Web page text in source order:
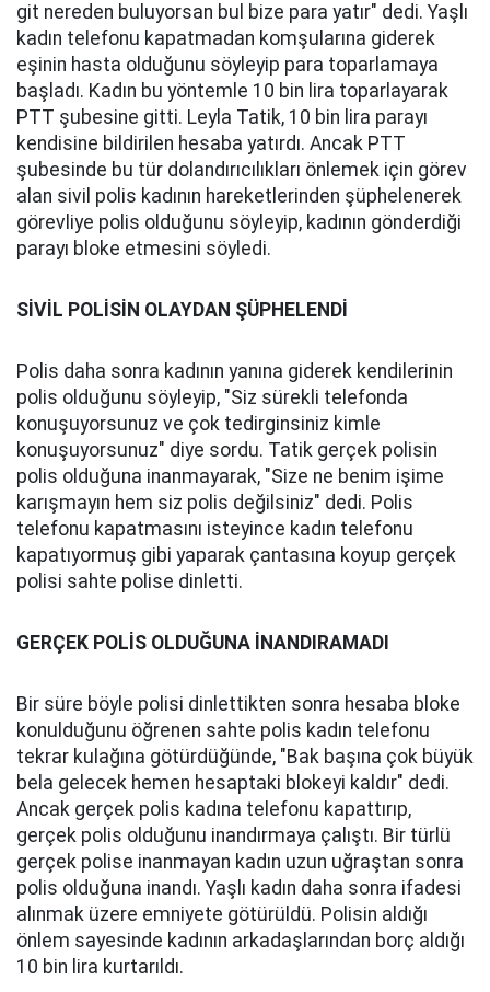
git nereden buluyorsan bul bize para yatır" dedi. Yaşlı
kadın telefonu kapatmadan komşularına giderek
eşinin hasta olduğunu söyleyip para toparlamaya
başladı. Kadın bu yöntemle 10 bin lira toparlayarak
PTT şubesine gitti. Leyla Tatik, 10 bin lira parayı
kendisine bildirilen hesaba yatırdı. Ancak PTT
şubesinde bu tür dolandırıcılıkları önlemek için görev
alan sivil polis kadının hareketlerinden şüphelenerek
görevliye polis olduğunu söyleyip, kadının gönderdiği
parayı bloke etmesini söyledi.
SİVİL POLİSİN OLAYDAN ŞÜPHELENDİ
Polis daha sonra kadının yanına giderek kendilerinin
polis olduğunu söyleyip, "Siz sürekli telefonda
konuşuyorsunuz ve çok tedirginsiniz kimle
konuşuyorsunuz" diye sordu. Tatik gerçek polisin
polis olduğuna inanmayarak, "Size ne benim işime
karışmayın hem siz polis değilsiniz" dedi. Polis
telefonu kapatmasını isteyince kadın telefonu
kapatıyormuş gibi yaparak çantasına koyup gerçek
polisi sahte polise dinletti.
GERÇEK POLİS OLDUĞUNA İNANDIRAMADI
Bir süre böyle polisi dinlettikten sonra hesaba bloke
konulduğunu öğrenen sahte polis kadın telefonu
tekrar kulağına götürdüğünde, "Bak başına çok büyük
bela gelecek hemen hesaptaki blokeyi kaldır" dedi.
Ancak gerçek polis kadına telefonu kapattırıp,
gerçek polis olduğunu inandırmaya çalıştı. Bir türlü
gerçek polise inanmayan kadın uzun uğraştan sonra
polis olduğuna inandı. Yaşlı kadın daha sonra ifadesi
alınmak üzere emniyete götürüldü. Polisin aldığı
önlem sayesinde kadının arkadaşlarından borç aldığı
10 bin lira kurtarıldı.